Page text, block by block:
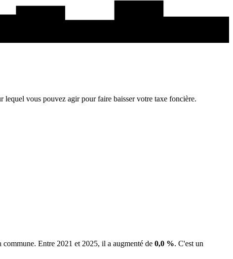
vous pouvez agir pour faire baisser votre taxe foncière.
commune. Entre 2021 et 2025, il a augmenté de 0,0 %. C'est un